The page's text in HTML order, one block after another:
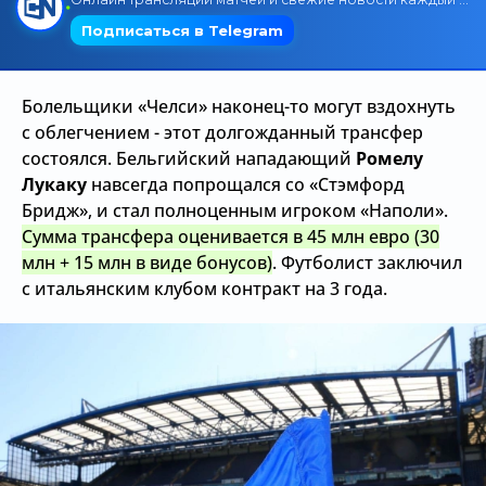
Болельщики «Челси» наконец-то могут вздохнуть
с облегчением - этот долгожданный трансфер
состоялся. Бельгийский нападающий Ромелу
Лукаку навсегда попрощался со «Стэмфорд
Бридж», и стал полноценным игроком «Наполи».
Сумма трансфера оценивается в 45 млн евро (30
млн + 15 млн в виде бонусов). Футболист заключил
с итальянским клубом контракт на 3 года.
Трансляции
О сайте
Контакты